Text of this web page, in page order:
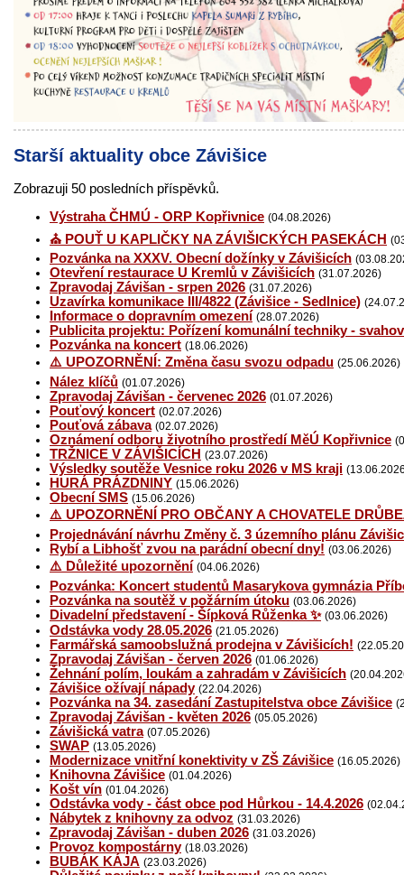
Starší aktuality obce Závišice
Zobrazuji 50 posledních příspěvků.
Výstraha ČHMÚ - ORP Kopřivnice (04.08.2026)
⛪ POUŤ U KAPLIČKY NA ZÁVIŠICKÝCH PASEKÁCH
Pozvánka na XXXV. Obecní dožínky v Závišicích
Otevření restaurace U Kremlů v Závišicích (31.07.2026)
Zpravodaj Závišan - srpen 2026 (31.07.2026)
Uzavírka komunikace III/4822 (Závišice - Sedlnice)
Informace o dopravním omezení (28.07.2026)
Publicita projektu: Pořízení komunální techniky -
Pozvánka na koncert (18.06.2026)
⚠️ UPOZORNĚNÍ: Změna času svozu odpadu (25.06.2026)
Nález klíčů (01.07.2026)
Zpravodaj Závišan - červenec 2026 (01.07.2026)
Pouťový koncert (02.07.2026)
Pouťová zábava (02.07.2026)
Oznámení odboru životního prostředí MěÚ Kopřivnice
TRŽNICE V ZÁVIŠICÍCH (23.07.2026)
Výsledky soutěže Vesnice roku 2026 v MS kraji
HURÁ PRÁZDNINY (15.06.2026)
Obecní SMS (15.06.2026)
⚠️ UPOZORNĚNÍ PRO OBČANY A CHOVATELE
Projednávání návrhu Změny č. 3 územního plánu Závišic
Rybí a Libhošť zvou na parádní obecní dny! (03.06.2026)
⚠️ Důležité upozornění (04.06.2026)
Pozvánka: Koncert studentů Masarykova gymnázia
Pozvánka na soutěž v požárním útoku (03.06.2026)
Divadelní představení - Šípková Růženka ✨ (03.06.2026)
Odstávka vody 28.05.2026 (21.05.2026)
Farmářská samoobslužná prodejna v Závišicích!
Zpravodaj Závišan - červen 2026 (01.06.2026)
Žehnání polím, loukám a zahradám v Závišicích
Závišice ožívají nápady (22.04.2026)
Pozvánka na 34. zasedání Zastupitelstva obce Závišice
Zpravodaj Závišan - květen 2026 (05.05.2026)
Závišická vatra (07.05.2026)
SWAP (13.05.2026)
Modernizace vnitřní konektivity v ZŠ Závišice (16.05.2026)
Knihovna Závišice (01.04.2026)
Košt vín (01.04.2026)
Odstávka vody - část obce pod Hůrkou - 14.4.2026
Nábytek z knihovny za odvoz (31.03.2026)
Zpravodaj Závišan - duben 2026 (31.03.2026)
Provoz kompostárny (18.03.2026)
BUBÁK KÁJA (23.03.2026)